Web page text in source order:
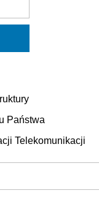
Państwa
Telekomunikacji
i Budownictwa